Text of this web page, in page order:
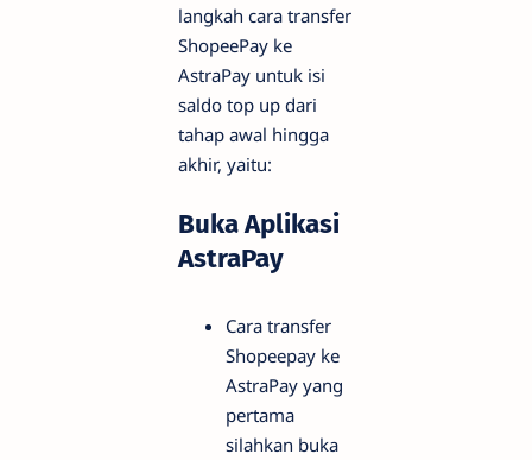
langkah cara transfer
ShopeePay ke
AstraPay untuk isi
saldo top up dari
tahap awal hingga
akhir, yaitu:
Buka Aplikasi
AstraPay
Cara transfer
Shopeepay ke
AstraPay yang
pertama
silahkan buka